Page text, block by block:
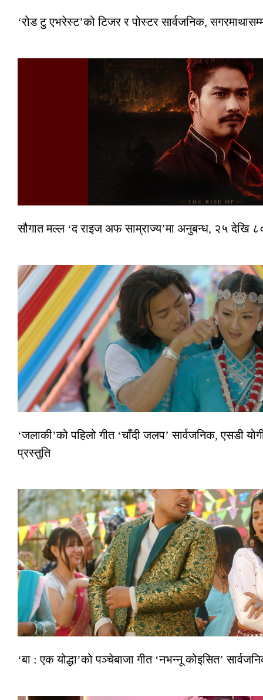
‘रोड टु एभरेस्ट’को टिजर र पोस्टर सार्वजनिक,
सौगात मल्ल ‘द राइज अफ साम्राज्य’मा अनुबन्ध, २५ देखि
‘जलाकी’को पहिलो गीत ‘चाँदी जलप’ सार्वजनिक, एसडी
प्रस्तुति
‘बा : एक योद्धा’को पञ्चेबाजा गीत ‘नभन्नू कोइसित’